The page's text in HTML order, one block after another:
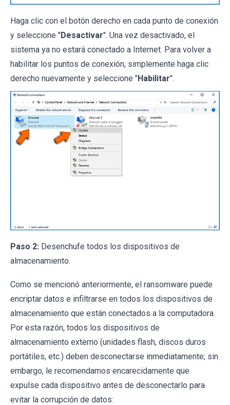
Haga clic con el botón derecho en cada punto de conexión
y seleccione "Desactivar". Una vez desactivado, el
sistema ya no estará conectado a Internet. Para volver a
habilitar los puntos de conexión, simplemente haga clic
derecho nuevamente y seleccione "Habilitar".
Paso 2: Desenchufe todos los dispositivos de
almacenamiento.
Como se mencionó anteriormente, el ransomware puede
encriptar datos e infiltrarse en todos los dispositivos de
almacenamiento que están conectados a la computadora.
Por esta razón, todos los dispositivos de
almacenamiento externo (unidades flash, discos duros
portátiles, etc.) deben desconectarse inmediatamente; sin
embargo, le recomendamos encarecidamente que
expulse cada dispositivo antes de desconectarlo para
evitar la corrupción de datos: